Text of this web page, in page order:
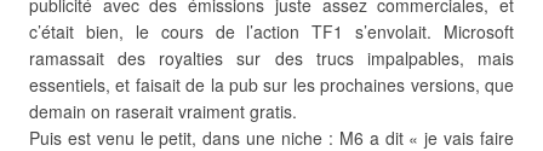
publicité avec des émissions juste assez commerciales, et
c’était bien, le cours de l’action TF1 s’envolait. Microsoft
ramassait des royalties sur des trucs impalpables, mais
essentiels, et faisait de la pub sur les prochaines versions, que
demain on raserait vraiment gratis.
Puis est venu le petit, dans une niche : M6 a dit « je vais faire